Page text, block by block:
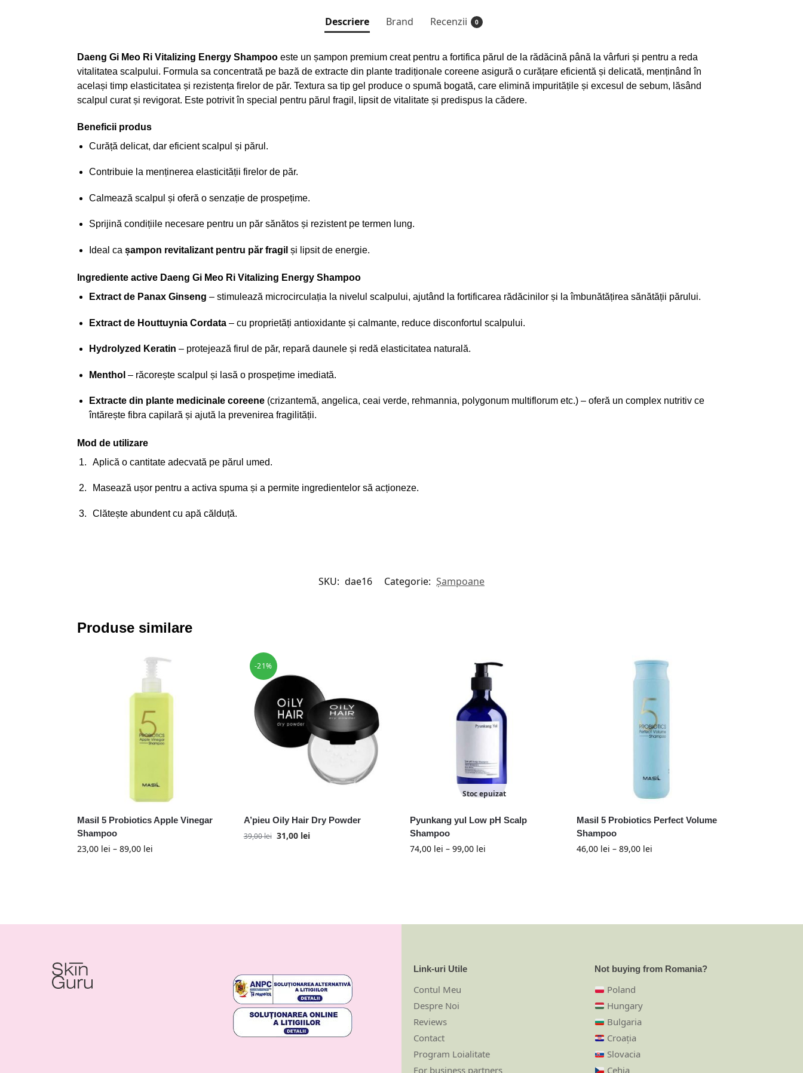
Descriere Brand Recenzii 0
Daeng Gi Meo Ri Vitalizing Energy Shampooeste un șampon premium creat pentru a fortifica părul de la rădăcină până la vârfuri și pentru a reda
vitalitatea scalpului. Formula sa concentrată pe bază de extracte din plante tradiționale coreene asigură o curățare eficientă și delicată, menținând în
același timp elasticitatea și rezistența firelor de păr. Textura sa tip gel produce o spumă bogată, care elimină impuritățile și excesul de sebum, lăsând
scalpul curat și revigorat. Este potrivit în special pentru părul fragil, lipsit de vitalitate și predispus la cădere.
Beneficii produs
Curăță delicat, dar eficient scalpul și părul.
Contribuie la menținerea elasticității firelor de păr.
Calmează scalpul și oferă o senzație de prospețime.
Sprijină condițiile necesare pentru un păr sănătos și rezistent pe termen lung.
Ideal ca șampon revitalizant pentru păr fragil și lipsit de energie.
Ingrediente active Daeng Gi Meo Ri Vitalizing Energy Shampoo
Extract de Panax Ginseng – stimulează microcirculația la nivelul scalpului, ajutând la fortificarea rădăcinilor și la îmbunătățirea sănătății părului.
Extract de Houttuynia Cordata– cu proprietăți antioxidante și calmante, reduce disconfortul scalpului.
Hydrolyzed Keratin – protejează firul de păr, repară daunele și redă elasticitatea naturală.
Menthol – răcorește scalpul și lasă o prospețime imediată.
Extracte din plante medicinale coreene(crizantemă, angelica, ceai verde, rehmannia, polygonum multiflorum etc.) – oferă un complex nutritiv ce
întărește fibra capilară și ajută la prevenirea fragilității.
Mod de utilizare
Aplică o cantitate adecvată pe părul umed.
Masează ușor pentru a activa spuma și a permite ingredientelor să acționeze.
Clătește abundent cu apă călduță.
SKU: dae16 Categorie: Șampoane
Produse similare
Masil 5 Probiotics Apple Vinegar
Shampoo
23,00 lei – 89,00 lei
-21%
A’pieu Oily Hair Dry Powder
39,00lei 31,00 lei
Stoc epuizat
Pyunkang yul Low pH Scalp
Shampoo
74,00 lei –99,00 lei
Masil 5 Probiotics Perfect Volume
Shampoo
46,00 lei –89,00 lei
Link-uri Utile
Contul Meu
Despre Noi
Reviews
Contact
Program Loialitate
For business partners
Not buying from Romania?
Poland
Hungary
Bulgaria
Croația
Slovacia
Cehia